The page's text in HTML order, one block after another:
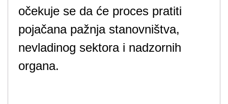
očekuje se da će proces pratiti
pojačana pažnja stanovništva,
nevladinog sektora i nadzornih
organa.